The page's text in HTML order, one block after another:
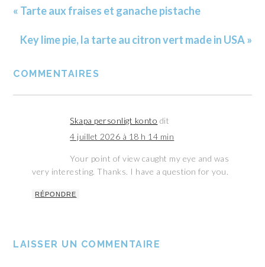
« Tarte aux fraises et ganache pistache
Key lime pie, la tarte au citron vert made in USA »
COMMENTAIRES
Skapa personligt konto dit
4 juillet 2026 à 18 h 14 min
Your point of view caught my eye and was
very interesting. Thanks. I have a question for you.
RÉPONDRE
LAISSER UN COMMENTAIRE